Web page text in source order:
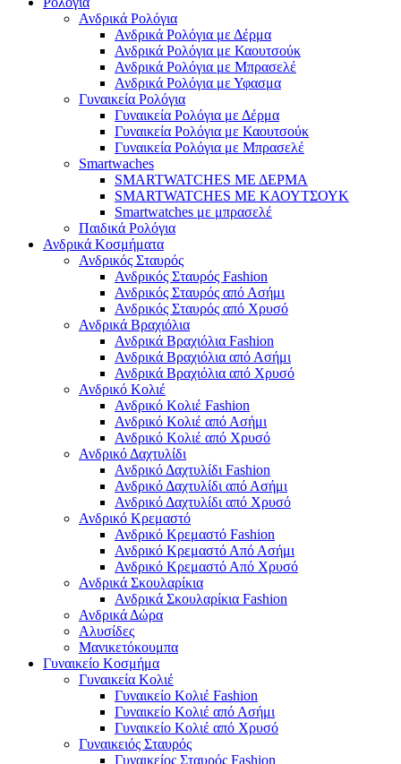
Ανδρικά Ρολόγια
Ανδρικά Ρολόγια με Δέρμα
Ανδρικά Ρολόγια με Καουτσούκ
Ανδρικά Ρολόγια με Μπρασελέ
Ανδρικά Ρολόγια με Υφασμα
Γυναικεία Ρολόγια
Γυναικεία Ρολόγια με Δέρμα
Γυναικεία Ρολόγια με Καουτσούκ
Γυναικεία Ρολόγια με Μπρασελέ
Smartwaches
SMARTWATCHES ΜΕ ΔΕΡΜΑ
SMARTWATCHES ΜΕ ΚΑΟΥΤΣΟΥΚ
Smartwatches με μπρασελέ
Παιδικά Ρολόγια
Ανδρικά Κοσμήματα
Ανδρικός Σταυρός
Ανδρικός Σταυρός Fashion
Ανδρικός Σταυρός από Ασήμι
Ανδρικός Σταυρός από Χρυσό
Ανδρικά Βραχιόλια
Ανδρικά Βραχιόλια Fashion
Ανδρικά Βραχιόλια από Ασήμι
Ανδρικά Βραχιόλια από Χρυσό
Ανδρικό Κολιέ
Ανδρικό Κολιέ Fashion
Ανδρικό Κολιέ από Ασήμι
Ανδρικό Κολιέ από Χρυσό
Ανδρικό Δαχτυλίδι
Ανδρικό Δαχτυλίδι Fashion
Ανδρικό Δαχτυλίδι από Ασήμι
Ανδρικό Δαχτυλίδι από Χρυσό
Ανδρικό Κρεμαστό
Ανδρικό Κρεμαστό Fashion
Ανδρικό Κρεμαστό Από Ασήμι
Ανδρικό Κρεμαστό Από Χρυσό
Ανδρικά Σκουλαρίκια
Ανδρικά Σκουλαρίκια Fashion
Ανδρικά Δώρα
Αλυσίδες
Μανικετόκουμπα
Γυναικείο Κοσμήμα
Γυναικεία Κολιέ
Γυναικείο Κολιέ Fashion
Γυναικείο Κολιέ από Ασήμι
Γυναικείο Κολιέ από Χρυσό
Γυναικειός Σταυρός
Γυναικείος Σταυρός Fashion